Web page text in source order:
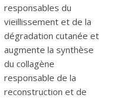
responsables du
vieillissement et de la
dégradation cutanée et
augmente la synthèse
du collagène
responsable de la
reconstruction et de